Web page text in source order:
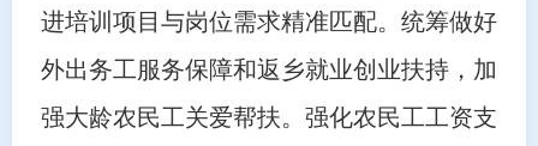
进培训项目与岗位需求精准匹配。统筹做好
外出务工服务保障和返乡就业创业扶持，加
强大龄农民工关爱帮扶。强化农民工工资支